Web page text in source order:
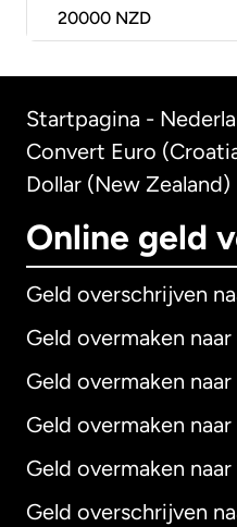
20000 NZD
Startpagina -
Convert Euro
Dollar (New Zealand)
Online geld
Geld overschrijven
Geld overmaken
Geld overmaken naar
Geld overmaken
Geld overmaken naar
Geld overschrijven